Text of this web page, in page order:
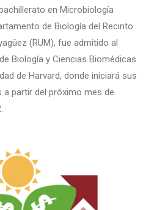
en Microbiología
de Biología del Recinto
(RUM), fue admitido al
Biología y Ciencias Biomédicas
de Harvard, donde iniciará sus
partir del próximo mes de